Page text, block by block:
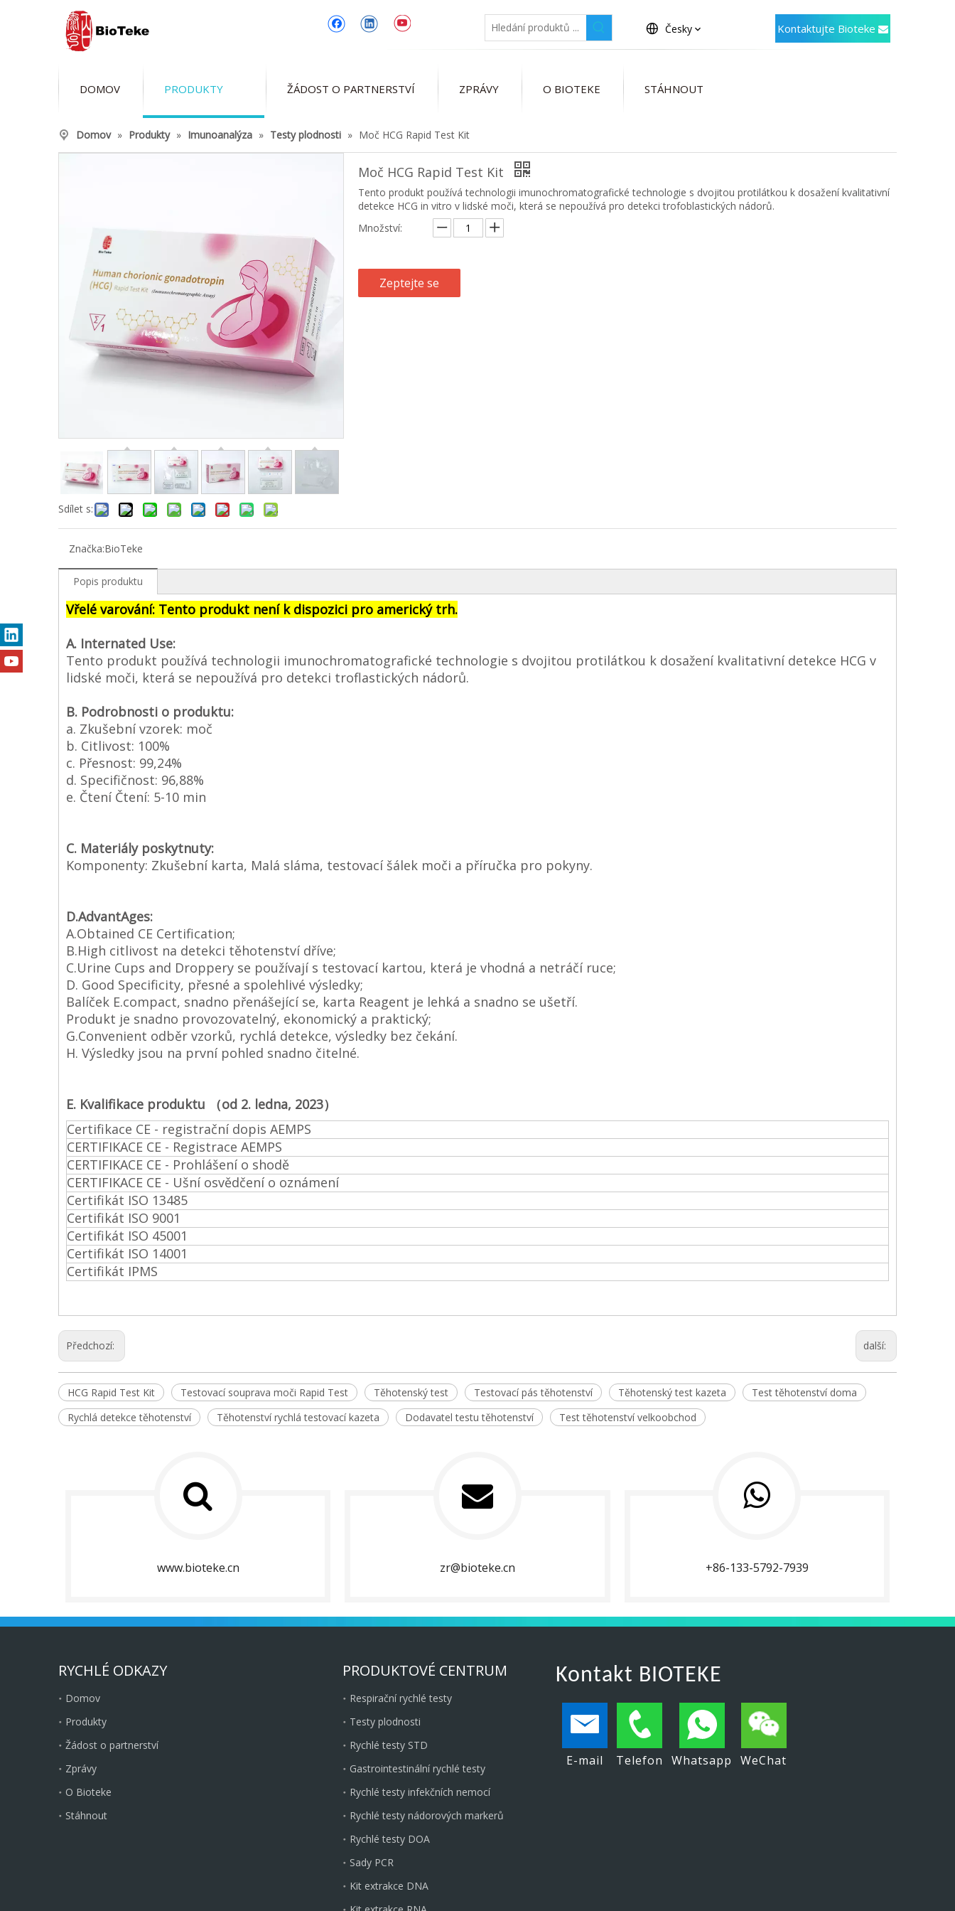
Česky Kontaktujte Bioteke
DOMOV PRODUKTY ŽÁDOST O PARTNERSTVÍ ZPRÁVY O BIOTEKE STÁHNOUT
Domov » Produkty » Imunoanalýza » Testy plodnosti » Moč HCG Rapid Test Kit
Sdílet s:
Moč HCG Rapid Test Kit
Tento produkt používá technologii imunochromatografické technologie s dvojitou protilátkou k dosažení kvalitativní
detekce HCG in vitro v lidské moči, která se nepoužívá pro detekci trofoblastických nádorů.
Množství:
Zeptejte se
Značka:BioTeke
Popis produktu
Vřelé varování: Tento produkt není k dispozici pro americký trh.
A. Internated Use:
Tento produkt používá technologii imunochromatografické technologie s dvojitou protilátkou k dosažení kvalitativní detekce HCG v
lidské moči, která se nepoužívá pro detekci troflastických nádorů.
B. Podrobnosti o produktu:
a. Zkušební vzorek: moč
b. Citlivost: 100%
c. Přesnost: 99,24%
d. Specifičnost: 96,88%
e. Čtení Čtení: 5-10 min
C. Materiály poskytnuty:
Komponenty: Zkušební karta, Malá sláma, testovací šálek moči a příručka pro pokyny.
D.AdvantAges:
A.Obtained CE Certification;
B.High citlivost na detekci těhotenství dříve;
C.Urine Cups and Droppery se používají s testovací kartou, která je vhodná a netráčí ruce;
D. Good Specificity, přesné a spolehlivé výsledky;
Balíček E.compact, snadno přenášející se, karta Reagent je lehká a snadno se ušetří.
Produkt je snadno provozovatelný, ekonomický a praktický;
G.Convenient odběr vzorků, rychlá detekce, výsledky bez čekání.
H. Výsledky jsou na první pohled snadno čitelné.
E. Kvalifikace produktu （od 2. ledna, 2023）
Certifikace CE - registrační dopis AEMPS
CERTIFIKACE CE - Registrace AEMPS
CERTIFIKACE CE - Prohlášení o shodě
CERTIFIKACE CE - Ušní osvědčení o oznámení
Certifikát ISO 13485
Certifikát ISO 9001
Certifikát ISO 45001
Certifikát ISO 14001
Certifikát IPMS
Předchozí: další:
HCG Rapid Test Kit Testovací souprava moči Rapid Test Těhotenský test Testovací pás těhotenství Těhotenský test kazeta
Test těhotenství doma
Rychlá detekce těhotenství
Těhotenství rychlá testovací kazeta Dodavatel testu těhotenství Test těhotenství velkoobchod
www.bioteke.cn zr@bioteke.cn +86-133-5792-7939
RYCHLÉ ODKAZY
Domov
Produkty
Žádost o partnerství
Zprávy
O Bioteke
Stáhnout
PRODUKTOVÉ CENTRUM
Respirační rychlé testy
Testy plodnosti
Rychlé testy STD
Gastrointestinální rychlé testy
Rychlé testy infekčních nemocí
Rychlé testy nádorových markerů
Rychlé testy DOA
Sady PCR
Kit extrakce DNA
Kontakt BIOTEKE
E-mail Telefon Whatsapp WeChat